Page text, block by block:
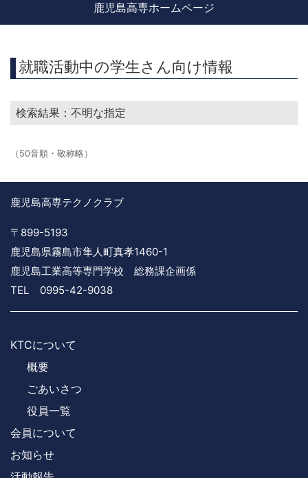
鹿児島高専ホームページ
就職活動中の学生さん向け情報
検索結果：不明な指定
（50音順・敬称略）
鹿児島高専テクノクラブ
〒899-5193
鹿児島県霧島市隼人町真孝1460-1
鹿児島工業高等専門学校 総務課企画係
TEL 0995-42-9038
KTCについて
概要
ごあいさつ
役員一覧
会員について
お知らせ